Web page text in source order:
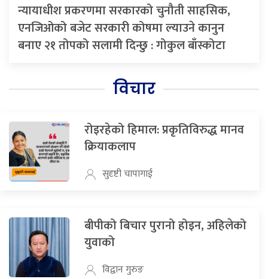
न्यायाधीश प्रकरणमा सरकारको चुनौती साहसिक,
एनजिओको बजेट सरकारी कोषमा ल्याउने कानुन
बनाए २१ तोपको सलामी दिन्छु : गोकुल बाँस्कोटा
विचार
रोइरहेको हिमाल: प्रकृतिविरुद्ध मानव
क्रियाकलाप
सुदृष्टी चापागाई
बीपीको बिचार पुरानो होइन, अहिलेको
युवाको
विद्वान गुरुङ